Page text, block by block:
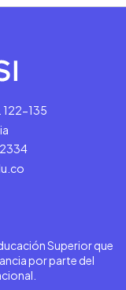
122-135
Superior que
por parte del